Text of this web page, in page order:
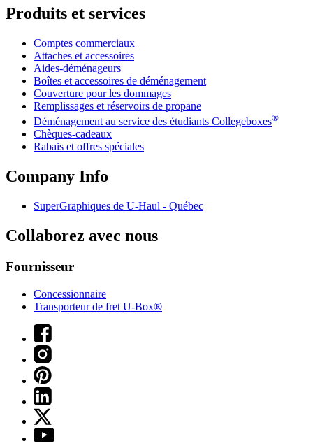
Produits et services
Comptes commerciaux
Attaches et accessoires
Aides-déménageurs
Boîtes et accessoires de déménagement
Couverture pour les dommages
Remplissages et réservoirs de propane
Déménagement au service des étudiants Collegeboxes®
Chèques-cadeaux
Rabais et offres spéciales
Company Info
SuperGraphiques de U-Haul - Québec
Collaborez avec nous
Fournisseur
Concessionnaire
Transporteur de fret U-Box®